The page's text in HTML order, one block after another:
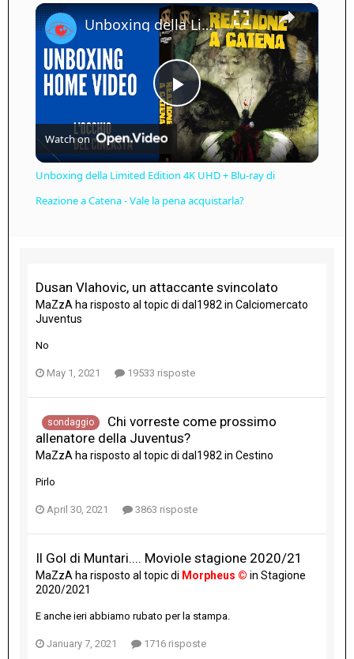
×
Play
Video
Unboxing della Limited Edition 4K UHD + Blu-ray di Reazione a Catena - Vale la pena acquistarla?
Watch on
Unboxing della Limited Edition 4K UHD + Blu-ray di
Reazione a Catena - Vale la pena acquistarla?
Dusan Vlahovic, un attaccante svincolato
MaZzA ha risposto al topic di dal1982 in Calciomercato
Juventus
No
May 1, 2021 19533 risposte
sondaggio
Chi vorreste come prossimo
allenatore della Juventus?
MaZzA ha risposto al topic di dal1982 in Cestino
Pirlo
April 30, 2021 3863 risposte
Il Gol di Muntari.... Moviole stagione 2020/21
MaZzA ha risposto al topic di Morpheus © in Stagione
2020/2021
E anche ieri abbiamo rubato per la stampa.
January 7, 2021 1716 risposte